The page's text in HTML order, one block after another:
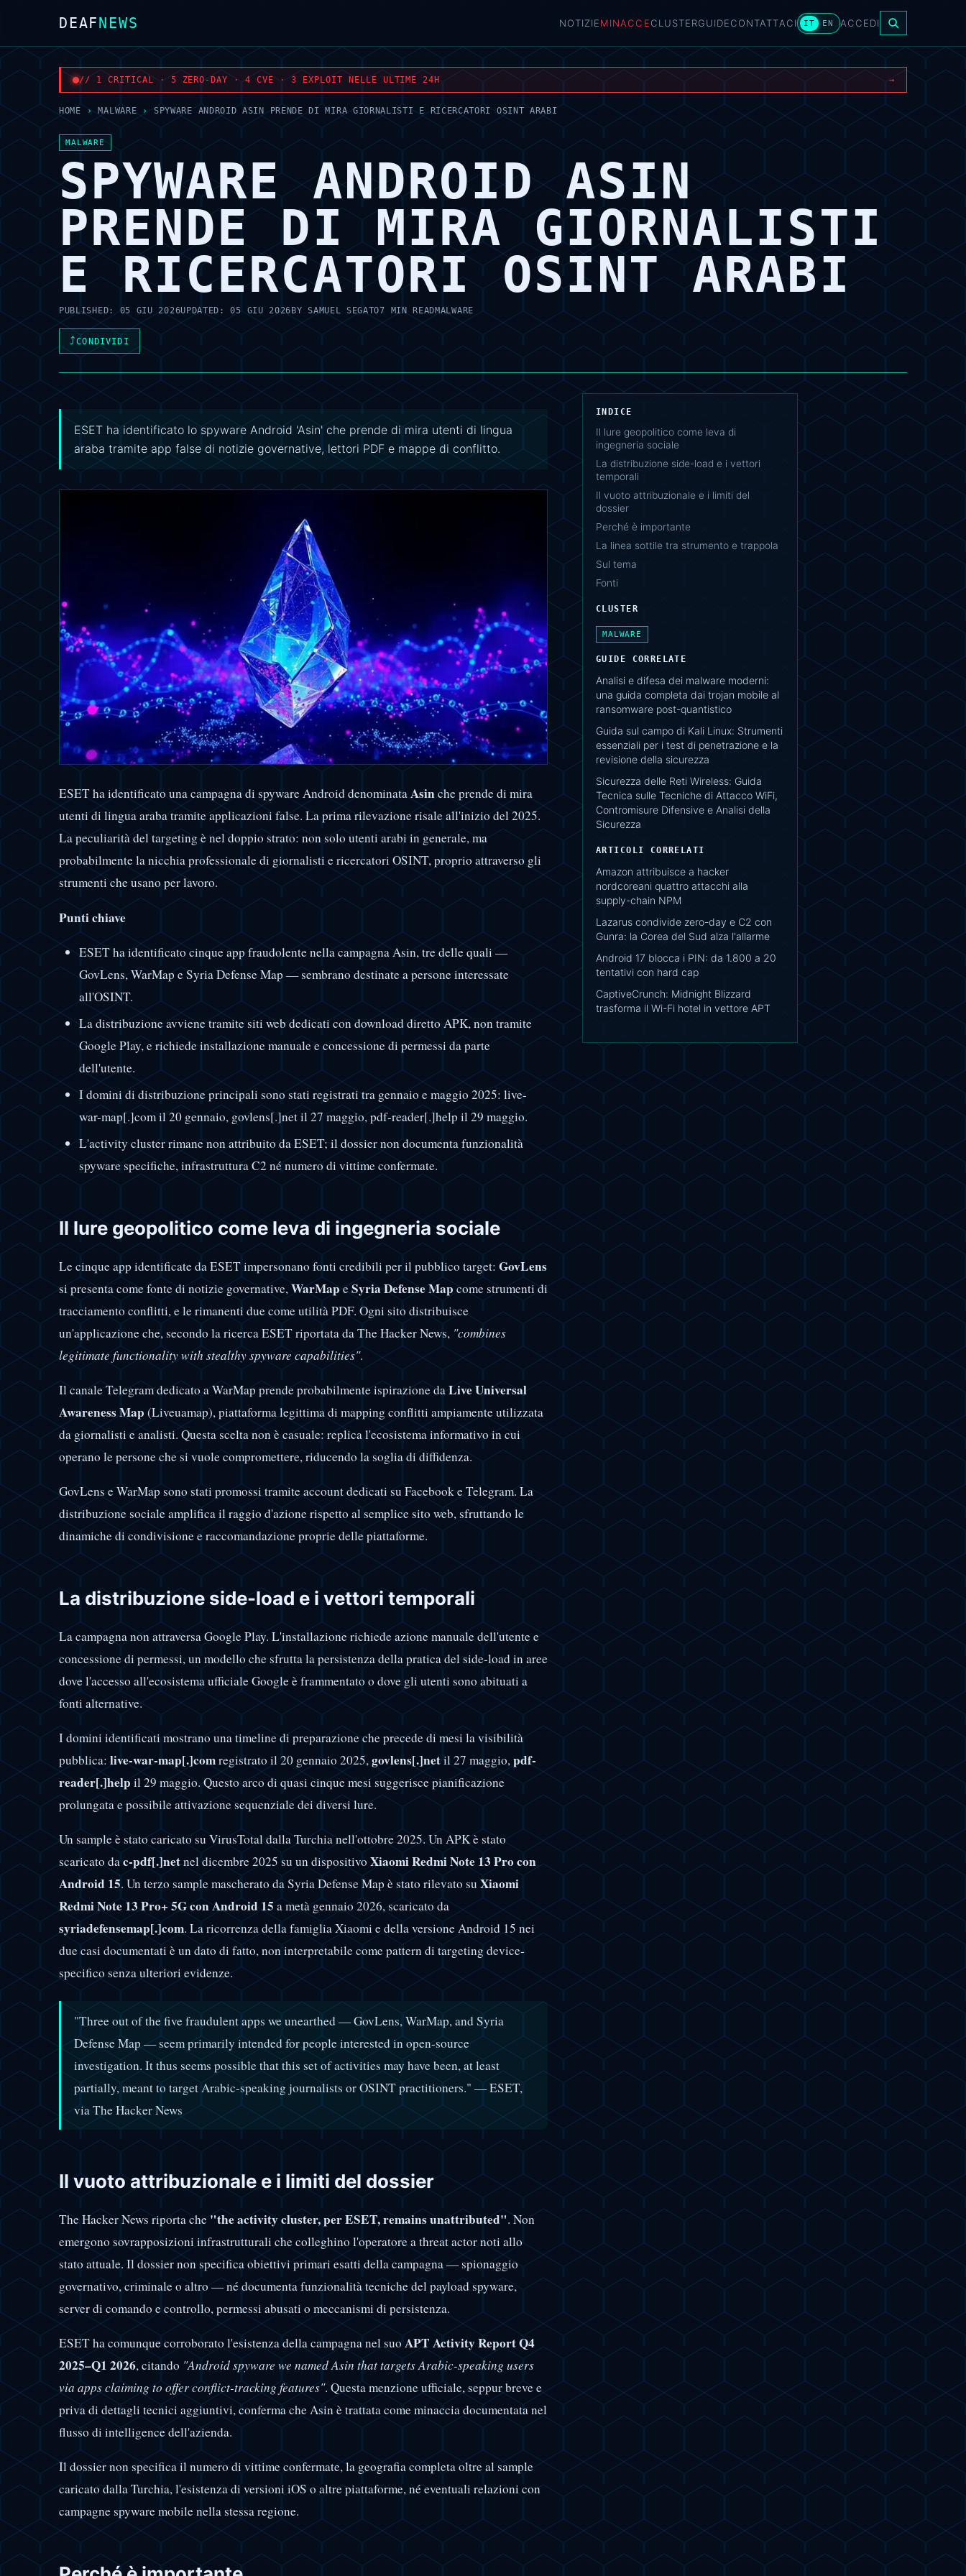
DEAFNEWS NOTIZIEMINACCECLUSTERGUIDECONTATTACI IT EN ACCEDI
// 1 CRITICAL · 5 ZERO-DAY · 4 CVE · 3 EXPLOIT NELLE ULTIME 24H →
HOME › MALWARE › SPYWARE ANDROID ASIN PRENDE DI MIRA GIORNALISTI E RICERCATORI OSINT ARABI
MALWARE
SPYWARE ANDROID ASIN
PRENDE DI MIRA GIORNALISTI
E RICERCATORI OSINT ARABI
PUBLISHED:05 GIU 2026UPDATED:05 GIU 2026 BY SAMUEL SEGATO7 MIN READMALWARE
⤴CONDIVIDI
ESET ha identificato lo spyware Android 'Asin' che prende di mira utenti di lingua
araba tramite app false di notizie governative, lettori PDF e mappe di conflitto.
ESET ha identificato una campagna di spyware Android denominataAsinche prende di mira
utenti di lingua araba tramite applicazioni false. La prima rilevazione risale all'inizio del 2025.
La peculiarità del targeting è nel doppio strato: non solo utenti arabi in generale, ma
probabilmente la nicchia professionale di giornalisti e ricercatori OSINT, proprio attraverso gli
strumenti che usano per lavoro.
Punti chiave
ESET ha identificato cinque app fraudolente nella campagna Asin, tre delle quali —
GovLens, WarMap e Syria Defense Map — sembrano destinate a persone interessate
all'OSINT.
La distribuzione avviene tramite siti web dedicati con download diretto APK, non tramite
Google Play, e richiede installazione manuale e concessione di permessi da parte
dell'utente.
I domini di distribuzione principali sono stati registrati tra gennaio e maggio 2025: live-
war-map[.]com il 20 gennaio, govlens[.]net il 27 maggio, pdf-reader[.]help il 29 maggio.
L'activity cluster rimane non attribuito da ESET; il dossier non documenta funzionalità
spyware specifiche, infrastruttura C2 né numero di vittime confermate.
Il lure geopolitico come leva di ingegneria sociale
Le cinque app identificate da ESET impersonano fonti credibili per il pubblico target: GovLens
si presenta come fonte di notizie governative,WarMapeSyria Defense Mapcome strumenti di
tracciamento conflitti, e le rimanenti due come utilità PDF. Ogni sito distribuisce
un'applicazione che, secondo la ricerca ESET riportata da The Hacker News, "combines
legitimate functionality with stealthy spyware capabilities".
Il canale Telegram dedicato a WarMap prende probabilmente ispirazione daLive Universal
Awareness Map (Liveuamap), piattaforma legittima di mapping conflitti ampiamente utilizzata
da giornalisti e analisti. Questa scelta non è casuale: replica l'ecosistema informativo in cui
operano le persone che si vuole compromettere, riducendo la soglia di diffidenza.
GovLens e WarMap sono stati promossi tramite account dedicati su Facebook e Telegram. La
distribuzione sociale amplifica il raggio d'azione rispetto al semplice sito web, sfruttando le
dinamiche di condivisione e raccomandazione proprie delle piattaforme.
La distribuzione side-load e i vettori temporali
La campagna non attraversa Google Play. L'installazione richiede azione manuale dell'utente e
concessione di permessi, un modello che sfrutta la persistenza della pratica del side-load in aree
dove l'accesso all'ecosistema ufficiale Google è frammentato o dove gli utenti sono abituati a
fonti alternative.
I domini identificati mostrano una timeline di preparazione che precede di mesi la visibilità
pubblica: live-war-map[.]comregistrato il 20 gennaio 2025,govlens[.]netil 27 maggio,pdf-
reader[.]helpil 29 maggio. Questo arco di quasi cinque mesi suggerisce pianificazione
prolungata e possibile attivazione sequenziale dei diversi lure.
Un sample è stato caricato su VirusTotal dalla Turchia nell'ottobre 2025. Un APK è stato
scaricato dac-pdf[.]netnel dicembre 2025 su un dispositivo Xiaomi Redmi Note 13 Pro con
Android 15. Un terzo sample mascherato da Syria Defense Map è stato rilevato su Xiaomi
Redmi Note 13 Pro+ 5G con Android 15a metà gennaio 2026, scaricato da
syriadefensemap[.]com. La ricorrenza della famiglia Xiaomi e della versione Android 15 nei
due casi documentati è un dato di fatto, non interpretabile come pattern di targeting device-
specifico senza ulteriori evidenze.
"Three out of the five fraudulent apps we unearthed — GovLens, WarMap, and Syria
Defense Map — seem primarily intended for people interested in open-source
investigation. It thus seems possible that this set of activities may have been, at least
partially, meant to target Arabic-speaking journalists or OSINT practitioners." — ESET,
via The Hacker News
Il vuoto attribuzionale e i limiti del dossier
The Hacker News riporta che"the activity cluster, per ESET, remains unattributed". Non
emergono sovrapposizioni infrastrutturali che colleghino l'operatore a threat actor noti allo
stato attuale. Il dossier non specifica obiettivi primari esatti della campagna — spionaggio
governativo, criminale o altro — né documenta funzionalità tecniche del payload spyware,
server di comando e controllo, permessi abusati o meccanismi di persistenza.
ESET ha comunque corroborato l'esistenza della campagna nel suoAPT Activity Report Q4
2025–Q1 2026, citando "Android spyware we named Asin that targets Arabic-speaking users
via apps claiming to offer conflict-tracking features". Questa menzione ufficiale, seppur breve e
priva di dettagli tecnici aggiuntivi, conferma che Asin è trattata come minaccia documentata nel
flusso di intelligence dell'azienda.
Il dossier non specifica il numero di vittime confermate, la geografia completa oltre al sample
caricato dalla Turchia, l'esistenza di versioni iOS o altre piattaforme, né eventuali relazioni con
campagne spyware mobile nella stessa regione.
INDICE
Il lure geopolitico come leva di
ingegneria sociale
La distribuzione side-load e i vettori
temporali
Il vuoto attribuzionale e i limiti del
dossier
Perché è importante
La linea sottile tra strumento e trappola
Sul tema
Fonti
CLUSTER
MALWARE
GUIDE CORRELATE
Analisi e difesa dei malware moderni:
una guida completa dai trojan mobile al
ransomware post-quantistico
Guida sul campo di Kali Linux: Strumenti
essenziali per i test di penetrazione e la
revisione della sicurezza
Sicurezza delle Reti Wireless: Guida
Tecnica sulle Tecniche di Attacco WiFi,
Contromisure Difensive e Analisi della
Sicurezza
ARTICOLI CORRELATI
Amazon attribuisce a hacker
nordcoreani quattro attacchi alla
supply-chain NPM
Lazarus condivide zero-day e C2 con
Gunra: la Corea del Sud alza l'allarme
Android 17 blocca i PIN: da 1.800 a 20
tentativi con hard cap
CaptiveCrunch: Midnight Blizzard
trasforma il Wi-Fi hotel in vettore APT